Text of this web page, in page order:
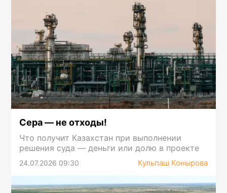
Сера — не отходы!
Что получит Казахстан при выполнении
решения суда — деньги или долю в проекте
24.07.2026 09:30 Кульпаш Конырова